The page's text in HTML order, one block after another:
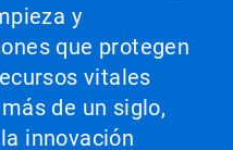
y
que protegen
vitales
de un siglo,
innovación